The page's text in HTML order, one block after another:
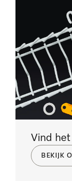
Vind
BEKIJK